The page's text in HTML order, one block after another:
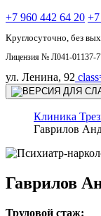
+7 960 442 64 20
Круглосуточно, без
Лицензия № Л041-01137-
ул. Ленина, 92
Клиника
Гаврилов
Гаврилов
Трудовой стаж: